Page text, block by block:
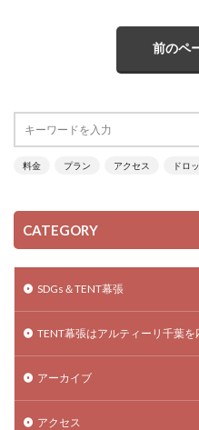
前のペ
料金 プラン アクセス ドロ
CATEGORY
SDGs＆TENT幕張
TENT幕張はアルティーリ千葉を
アーカイブ
アクセス